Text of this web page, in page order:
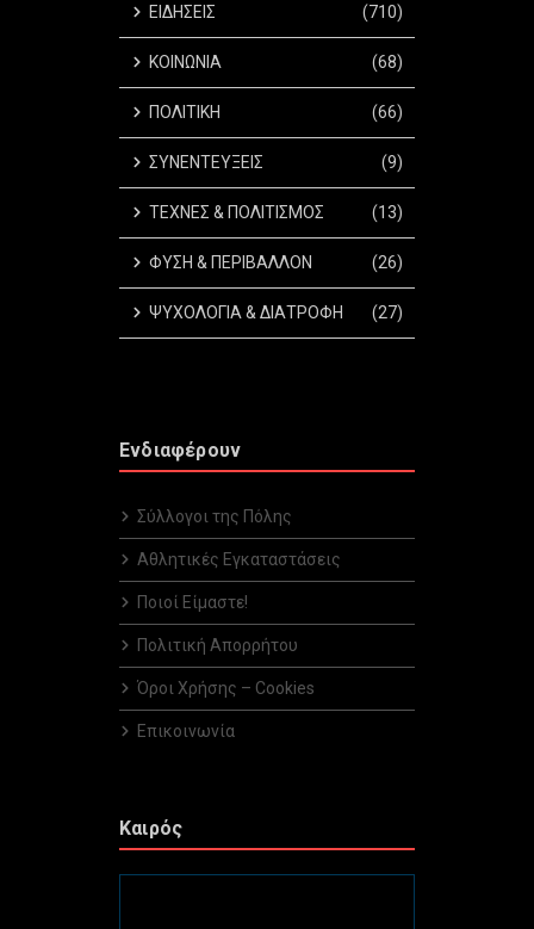
ΕΙΔΗΣΕΙΣ (710)
ΚΟΙΝΩΝΙΑ (68)
ΠΟΛΙΤΙΚΗ (66)
ΣΥΝΕΝΤΕΥΞΕΙΣ (9)
ΤΕΧΝΕΣ & ΠΟΛΙΤΙΣΜΟΣ (13)
ΦΥΣΗ & ΠΕΡΙΒΑΛΛΟΝ (26)
ΨΥΧΟΛΟΓΙΑ & ΔΙΑΤΡΟΦΗ (27)
Ενδιαφέρουν
Σύλλογοι της Πόλης
Αθλητικές Εγκαταστάσεις
Ποιοί Είμαστε!
Πολιτική Απορρήτου
Όροι Χρήσης – Cookies
Επικοινωνία
Καιρός